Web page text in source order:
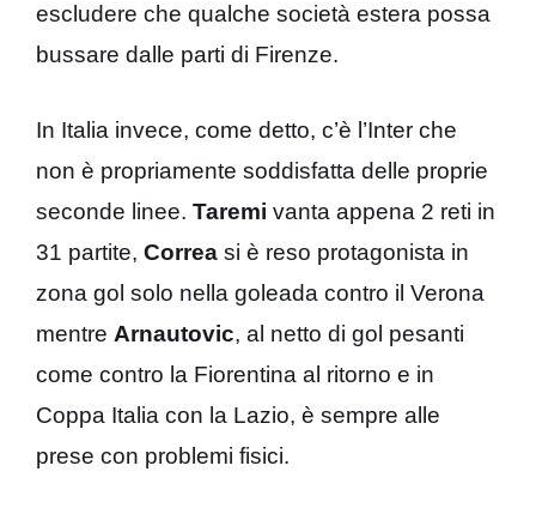
escludere che qualche società estera possa
bussare dalle parti di Firenze.
In Italia invece, come detto, c’è l’Inter che
non è propriamente soddisfatta delle proprie
seconde linee. Taremi vanta appena 2 reti in
31 partite, Correa si è reso protagonista in
zona gol solo nella goleada contro il Verona
mentre Arnautovic, al netto di gol pesanti
come contro la Fiorentina al ritorno e in
Coppa Italia con la Lazio, è sempre alle
prese con problemi fisici.